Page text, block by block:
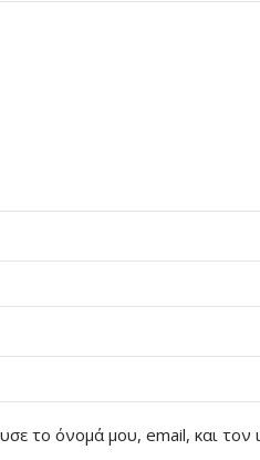
το όνομά μου, email, και